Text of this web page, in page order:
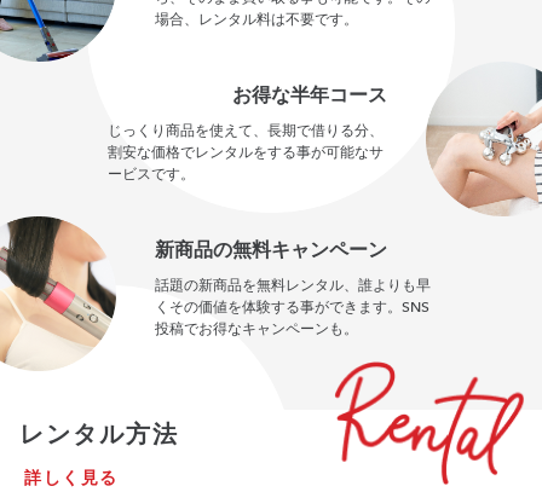
場合、レンタル料は不要です。
お得な半年コース
じっくり商品を使えて、長期で借りる分、
割安な価格でレンタルをする事が可能なサ
ービスです。
新商品の無料キャンペーン
話題の新商品を無料レンタル、誰よりも早
くその価値を体験する事ができます。SNS
投稿でお得なキャンペーンも。
レンタル方法
詳しく見る